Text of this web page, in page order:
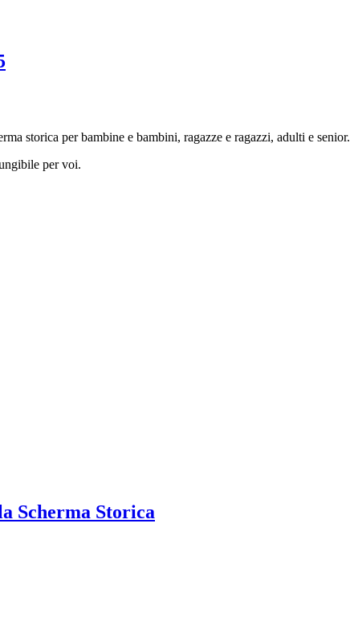
storica per bambine e bambini, ragazze e ragazzi, adulti e senior.
per voi.
Scherma Storica